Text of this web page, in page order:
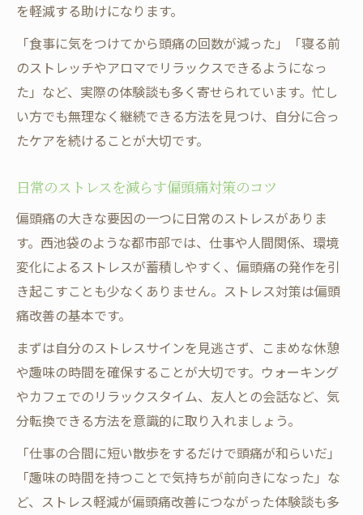
を軽減する助けになります。
「食事に気をつけてから頭痛の回数が減った」「寝る前
のストレッチやアロマでリラックスできるようになっ
た」など、実際の体験談も多く寄せられています。忙し
い方でも無理なく継続できる方法を見つけ、自分に合っ
たケアを続けることが大切です。
日常のストレスを減らす偏頭痛対策のコツ
偏頭痛の大きな要因の一つに日常のストレスがありま
す。西池袋のような都市部では、仕事や人間関係、環境
変化によるストレスが蓄積しやすく、偏頭痛の発作を引
き起こすことも少なくありません。ストレス対策は偏頭
痛改善の基本です。
まずは自分のストレスサインを見逃さず、こまめな休憩
や趣味の時間を確保することが大切です。ウォーキング
やカフェでのリラックスタイム、友人との会話など、気
分転換できる方法を意識的に取り入れましょう。
「仕事の合間に短い散歩をするだけで頭痛が和らいだ」
「趣味の時間を持つことで気持ちが前向きになった」な
ど、ストレス軽減が偏頭痛改善につながった体験談も多